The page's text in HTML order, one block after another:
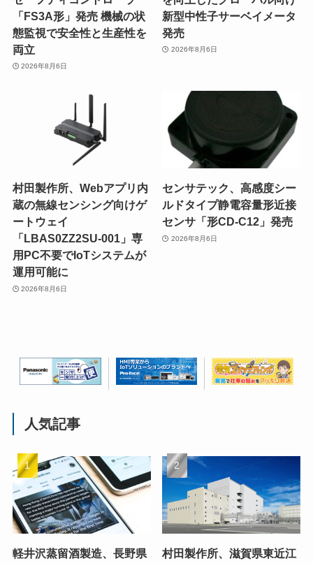
「FS3A形」発売 機械の状
態監視で安全性と生産性を
両立
2026年8月6日
新型中性子サーベイメータ
発売
2026年8月6日
村田製作所、Webアプリ内
蔵の無線センシング向けゲ
ートウェイ
「LBAS0ZZ2SU-001」専
用PC不要でIoTシステムが
運用可能に
2026年8月6日
センサテック、高感度シー
ルドタイプ静電容量形近接
センサ「形CD-C12」発売
2026年8月6日
人気記事
軽井沢蒸留酒製造、長野県
村田製作所、滋賀県東近江